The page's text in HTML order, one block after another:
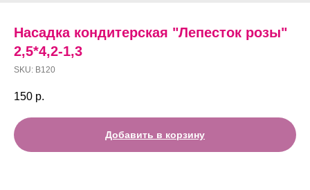
Насадка кондитерская "Лепесток розы"
2,5*4,2-1,3
SKU: В120
150 р.
Добавить в корзину